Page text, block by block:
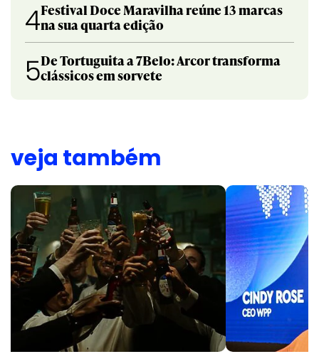
4Festival Doce Maravilha reúne 13 marcas
na sua quarta edição
5De Tortuguita a 7Belo: Arcor transforma
clássicos em sorvete
veja também